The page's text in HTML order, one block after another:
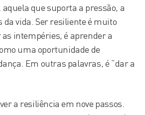
que suporta a pressão, a
da vida. Ser resiliente é muito
intempéries, é aprender a
uma oportunidade de
Em outras palavras, é “dar a
a resiliência em nove passos.